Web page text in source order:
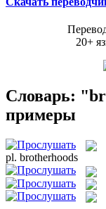
20+
Словарь:
примеры
pl. brotherhoods